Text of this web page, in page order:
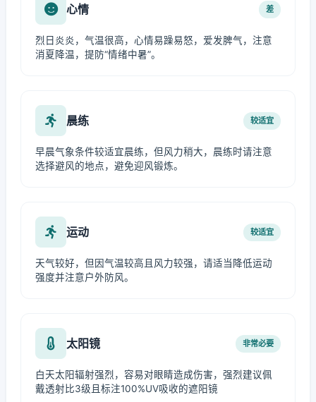
心情 差
烈日炎炎，气温很高，心情易躁易怒，爱发脾气，注意
消夏降温，提防“情绪中暑”。
晨练 较适宜
早晨气象条件较适宜晨练，但风力稍大，晨练时请注意
选择避风的地点，避免迎风锻炼。
运动 较适宜
天气较好，但因气温较高且风力较强，请适当降低运动
强度并注意户外防风。
太阳镜 非常必要
白天太阳辐射强烈，容易对眼睛造成伤害，强烈建议佩
戴透射比3级且标注100%UV吸收的遮阳镜